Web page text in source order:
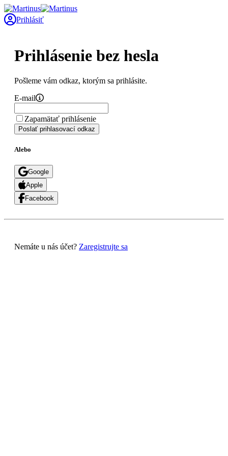
Prihlásiť
Prihlásenie bez hesla
Pošleme vám odkaz, ktorým sa prihlásite.
E-mail
Zapamätať prihlásenie
Poslať prihlasovací odkaz
Alebo
Google
Apple
Facebook
Nemáte u nás účet? Zaregistrujte sa